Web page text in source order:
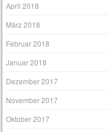
April 2018
März 2018
Februar 2018
Januar 2018
Dezember 2017
November 2017
Oktober 2017